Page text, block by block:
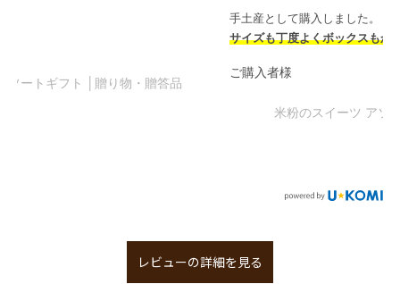
サイズも丁度よくボックスもかわいいです。
レビューの詳細を見る